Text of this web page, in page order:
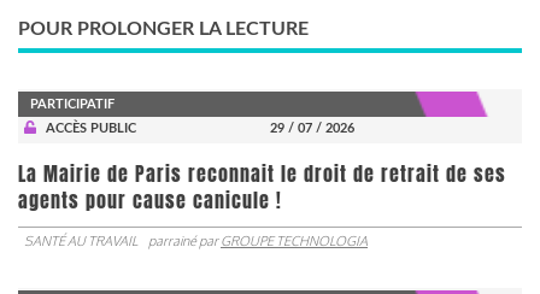
POUR PROLONGER LA LECTURE
PARTICIPATIF
ACCÈS PUBLIC
29 / 07 / 2026
La Mairie de Paris reconnait le droit de retrait de ses
agents pour cause canicule !
SANTÉ AU TRAVAIL parrainé parGROUPE TECHNOLOGIA